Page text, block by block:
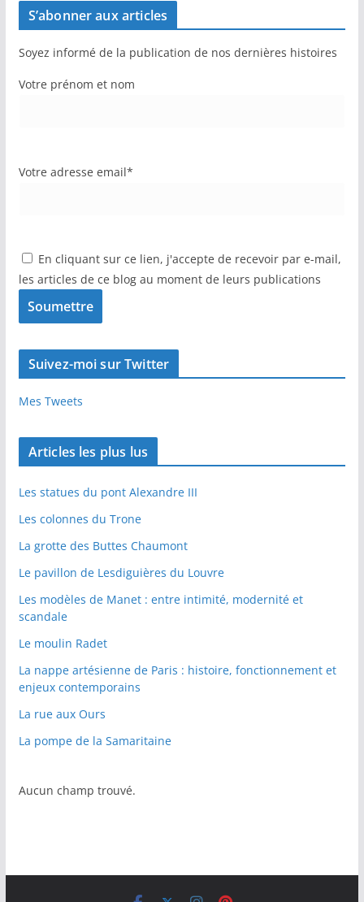
S’abonner aux articles
Soyez informé de la publication de nos dernières histoires
Votre prénom et nom
Votre adresse email*
En cliquant sur ce lien, j'accepte de recevoir par e-mail,
les articles de ce blog au moment de leurs publications
Suivez-moi sur Twitter
Mes Tweets
Articles les plus lus
Les statues du pont Alexandre III
Les colonnes du Trone
La grotte des Buttes Chaumont
Le pavillon de Lesdiguières du Louvre
Les modèles de Manet : entre intimité, modernité et
scandale
Le moulin Radet
La nappe artésienne de Paris : histoire, fonctionnement et
enjeux contemporains
La rue aux Ours
La pompe de la Samaritaine
Aucun champ trouvé.